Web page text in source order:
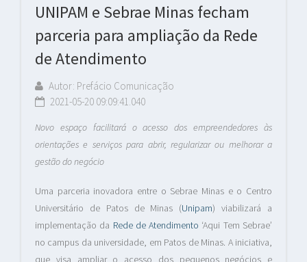
UNIPAM e Sebrae Minas fecham
parceria para ampliação da Rede
de Atendimento
Autor: Prefácio Comunicação
2021-05-20 09:09:41.040
Novo espaço facilitará o acesso dos empreendedores às
orientações e serviços para abrir, regularizar ou melhorar a
gestão do negócio
Uma parceria inovadora entre o Sebrae Minas e o Centro
Universitário de Patos de Minas (Unipam) viabilizará a
implementação da Rede de Atendimento ‘Aqui Tem Sebrae’
no campus da universidade, em Patos de Minas. A iniciativa,
que visa ampliar o acesso dos pequenos negócios e